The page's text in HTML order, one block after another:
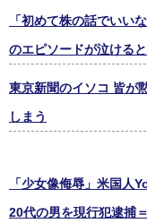
「初めて株の話でいい
のエピソードが泣ける
東京新聞のイソコ 皆が
しまう
「少女像侮辱」米国人
20代の男を現行犯逮捕